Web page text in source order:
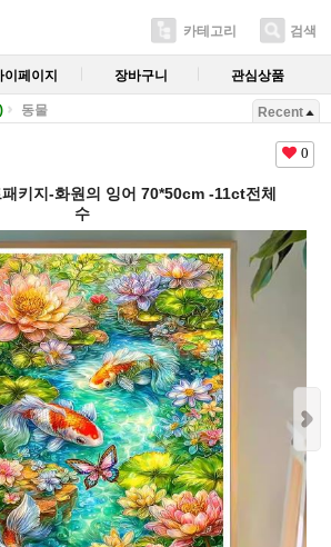
카테고리 검색
이페이지 장바구니 관심상품
동물 Recent
0
키지-화원의 잉어 70*50cm -11ct전체
수